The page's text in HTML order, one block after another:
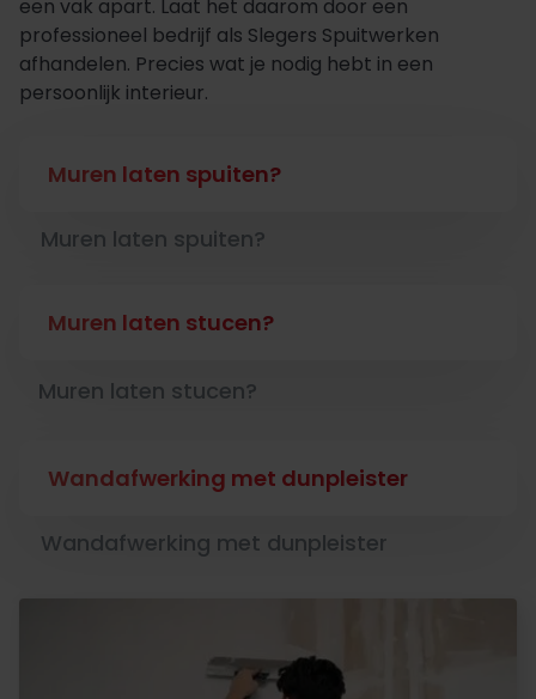
een vak apart. Laat het daarom door een
professioneel bedrijf als Slegers Spuitwerken
afhandelen. Precies wat je nodig hebt in een
persoonlijk interieur.
Muren laten spuiten?
Muren laten spuiten?
Muren laten stucen?
Muren laten stucen?
Wandafwerking met dunpleister
Wandafwerking met dunpleister